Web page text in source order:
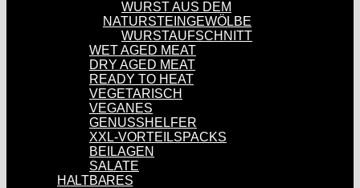
WURST AUS DEM
NATURSTEINGEWÖLBE
WURSTAUFSCHNITT
WET AGED MEAT
DRY AGED MEAT
READY TO HEAT
VEGETARISCH
VEGANES
GENUSSHELFER
XXL-VORTEILSPACKS
BEILAGEN
SALATE
HALTBARES